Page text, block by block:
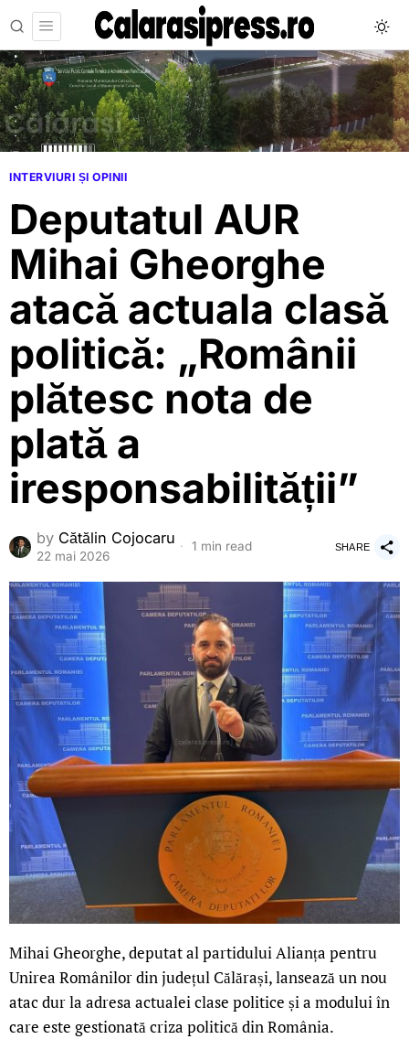
INTERVIURI ȘI OPINII
Deputatul AUR
Mihai Gheorghe
atacă actuala clasă
politică: „Românii
plătesc nota de
plată a
iresponsabilității”
by Cătălin Cojocaru
22 mai 2026
1 min read SHARE
Mihai Gheorghe, deputat al partidului Alianța pentru
Unirea Românilor din județul Călărași, lansează un nou
atac dur la adresa actualei clase politice și a modului în
care este gestionată criza politică din România.